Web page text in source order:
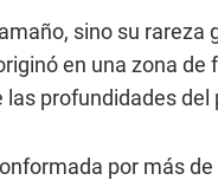
sino su
en una zona de
profundidades del
por más